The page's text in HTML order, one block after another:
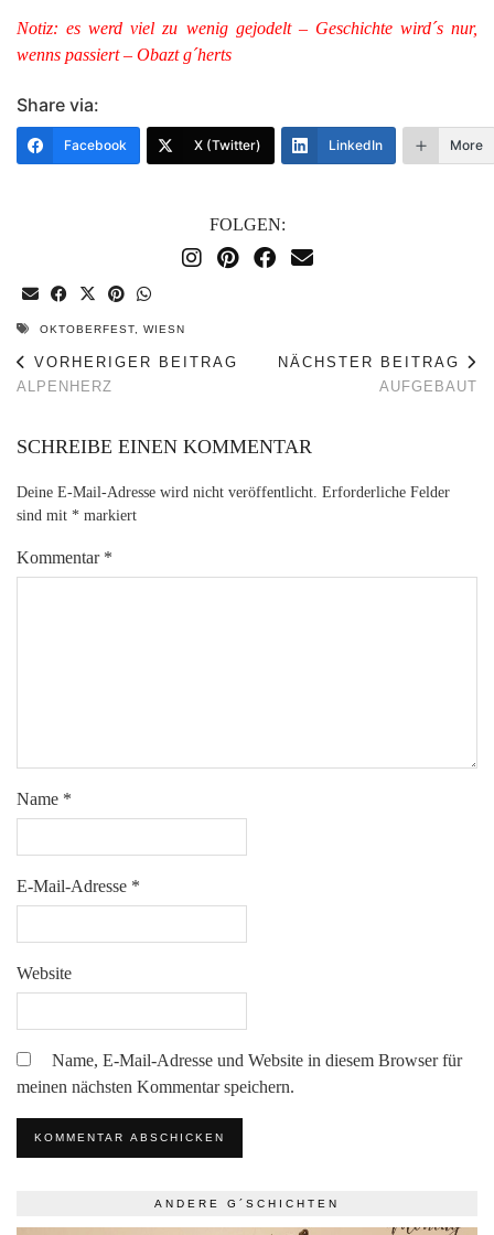
Notiz: es werd viel zu wenig gejodelt – Geschichte wird´s nur,
wenns passiert – Obazt g´herts
Share via:
Facebook X (Twitter) LinkedIn More
FOLGEN:
OKTOBERFEST WIESN
VORHERIGER BEITRAG
ALPENHERZ
NÄCHSTER BEITRAG
AUFGEBAUT
SCHREIBE EINEN KOMMENTAR
Deine E-Mail-Adresse wird nicht veröffentlicht. Erforderliche Felder
sind mit * markiert
Kommentar *
Name *
E-Mail-Adresse *
Website
Name, E-Mail-Adresse und Website in diesem Browser für
meinen nächsten Kommentar speichern.
ANDERE G´SCHICHTEN